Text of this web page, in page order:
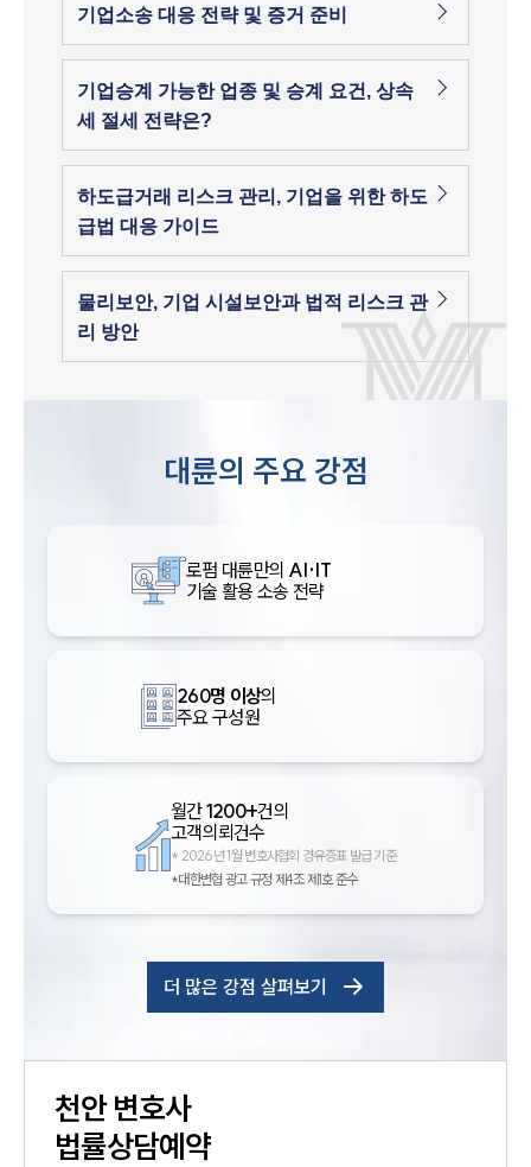
기업소송 대응 전략 및 증거 준비
기업승계 가능한 업종 및 승계 요건, 상속
세 절세 전략은?
하도급거래 리스크 관리, 기업을 위한 하도
급법 대응 가이드
물리보안, 기업 시설보안과 법적 리스크 관
리 방안
대륜의 주요 강점
로펌 대륜만의 AI·IT
기술 활용 소송 전략
260명 이상의
주요 구성원
월간1200+건의
고객의뢰건수
* 2026년 1월 변호사협회 경유증표 발급 기준
*대한변협 광고 규정 제4조 제1호 준수
더 많은 강점 살펴보기
천안변호사
법률상담예약